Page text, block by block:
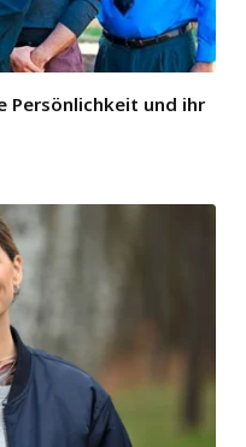
Persönlichkeit und ihr